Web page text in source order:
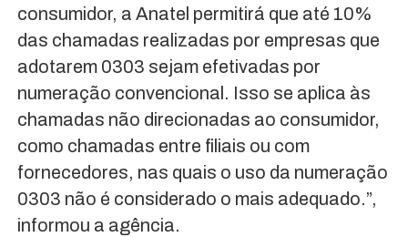
consumidor, a Anatel permitirá que até 10%
das chamadas realizadas por empresas que
adotarem 0303 sejam efetivadas por
numeração convencional. Isso se aplica às
chamadas não direcionadas ao consumidor,
como chamadas entre filiais ou com
fornecedores, nas quais o uso da numeração
0303 não é considerado o mais adequado.”,
informou a agência.